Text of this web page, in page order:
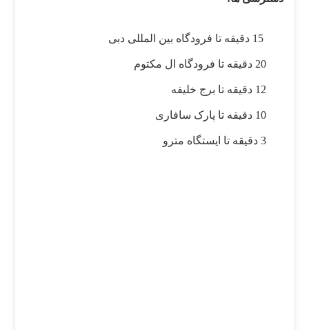
20 دقیقه تا فرودگاه ال مکتوم
12 دقیقه تا برج خلیفه
10 دقیقه تا پارک سافاری